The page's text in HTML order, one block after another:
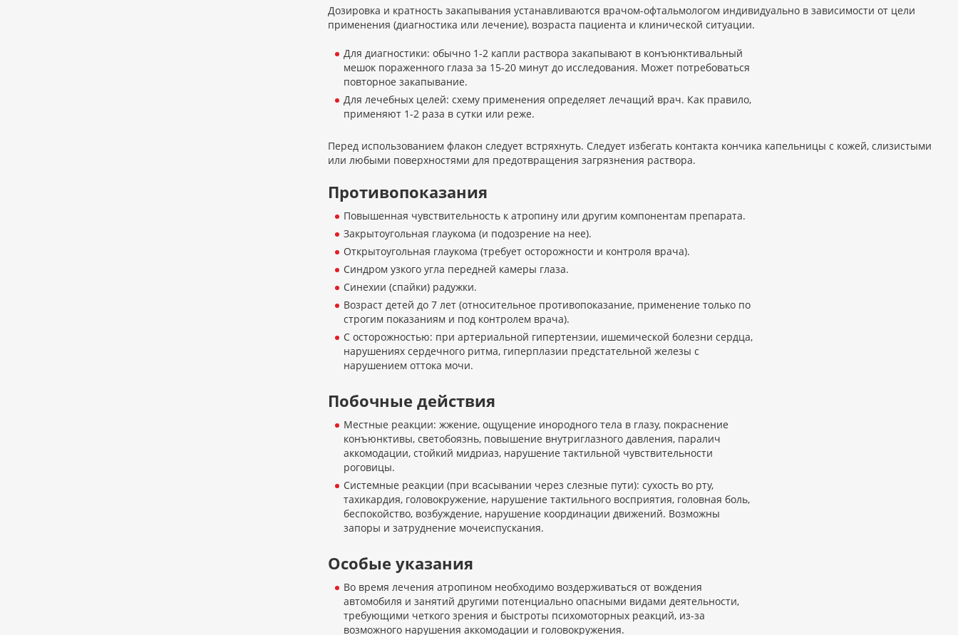
Дозировка и кратность закапывания устанавливаются врачом-офтальмологом индивидуально в зависимости от цели
применения (диагностика или лечение), возраста пациента и клинической ситуации.
Для диагностики: обычно 1-2 капли раствора закапывают в конъюнктивальный
мешок пораженного глаза за 15-20 минут до исследования. Может потребоваться
повторное закапывание.
Для лечебных целей: схему применения определяет лечащий врач. Как правило,
применяют 1-2 раза в сутки или реже.
Перед использованием флакон следует встряхнуть. Следует избегать контакта кончика капельницы с кожей, слизистыми
или любыми поверхностями для предотвращения загрязнения раствора.
Противопоказания
Повышенная чувствительность к атропину или другим компонентам препарата.
Закрытоугольная глаукома (и подозрение на нее).
Открытоугольная глаукома (требует осторожности и контроля врача).
Синдром узкого угла передней камеры глаза.
Синехии (спайки) радужки.
Возраст детей до 7 лет (относительное противопоказание, применение только по
строгим показаниям и под контролем врача).
С осторожностью: при артериальной гипертензии, ишемической болезни сердца,
нарушениях сердечного ритма, гиперплазии предстательной железы с
нарушением оттока мочи.
Побочные действия
Местные реакции: жжение, ощущение инородного тела в глазу, покраснение
конъюнктивы, светобоязнь, повышение внутриглазного давления, паралич
аккомодации, стойкий мидриаз, нарушение тактильной чувствительности
роговицы.
Системные реакции (при всасывании через слезные пути): сухость во рту,
тахикардия, головокружение, нарушение тактильного восприятия, головная боль,
беспокойство, возбуждение, нарушение координации движений. Возможны
запоры и затруднение мочеиспускания.
Особые указания
Во время лечения атропином необходимо воздерживаться от вождения
автомобиля и занятий другими потенциально опасными видами деятельности,
требующими четкого зрения и быстроты психомоторных реакций, из-за
возможного нарушения аккомодации и головокружения.